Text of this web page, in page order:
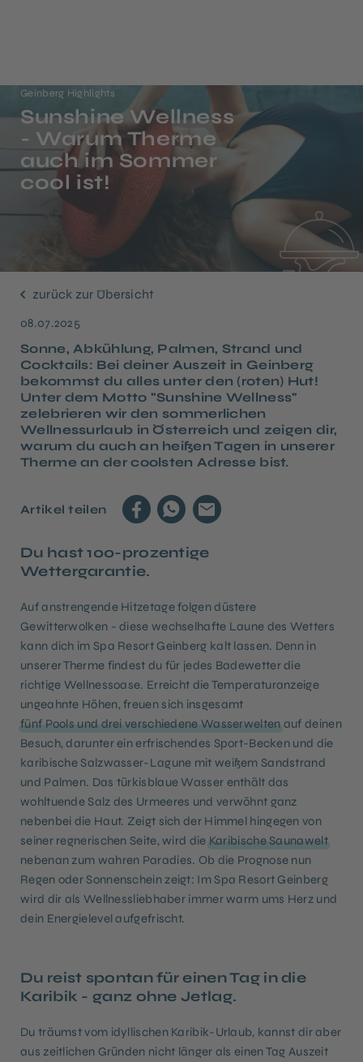
Geinberg Highlights
Sunshine Wellness
- Warum Therme
auch im Sommer
cool ist!
zurück zur Übersicht
08.07.2025
Sonne, Abkühlung, Palmen, Strand und
Cocktails: Bei deiner Auszeit in Geinberg
bekommst du alles unter den (roten) Hut!
Unter dem Motto "Sunshine Wellness"
zelebrieren wir den sommerlichen
Wellnessurlaub in Österreich und zeigen dir,
warum du auch an heißen Tagen in unserer
Therme an der coolsten Adresse bist.
Artikel teilen
Du hast 100-prozentige
Wettergarantie.
Auf anstrengende Hitzetage folgen düstere
Gewitterwolken - diese wechselhafte Laune des Wetters
kann dich im Spa Resort Geinberg kalt lassen. Denn in
unserer Therme findest du für jedes Badewetter die
richtige Wellnessoase. Erreicht die Temperaturanzeige
ungeahnte Höhen, freuen sich insgesamt
fünf Pools und drei verschiedene Wasserwelten auf deinen
Besuch, darunter ein erfrischendes Sport-Becken und die
karibische Salzwasser-Lagune mit weißem Sandstrand
und Palmen. Das türkisblaue Wasser enthält das
wohltuende Salz des Urmeeres und verwöhnt ganz
nebenbei die Haut. Zeigt sich der Himmel hingegen von
seiner regnerischen Seite, wird die Karibische Saunawelt
nebenan zum wahren Paradies. Ob die Prognose nun
Regen oder Sonnenschein zeigt: Im Spa Resort Geinberg
wird dir als Wellnessliebhaber immer warm ums Herz und
dein Energielevel aufgefrischt.
Du reist spontan für einen Tag in die
Karibik - ganz ohne Jetlag.
Du träumst vom idyllischen Karibik-Urlaub, kannst dir aber
aus zeitlichen Gründen nicht länger als einen Tag Auszeit